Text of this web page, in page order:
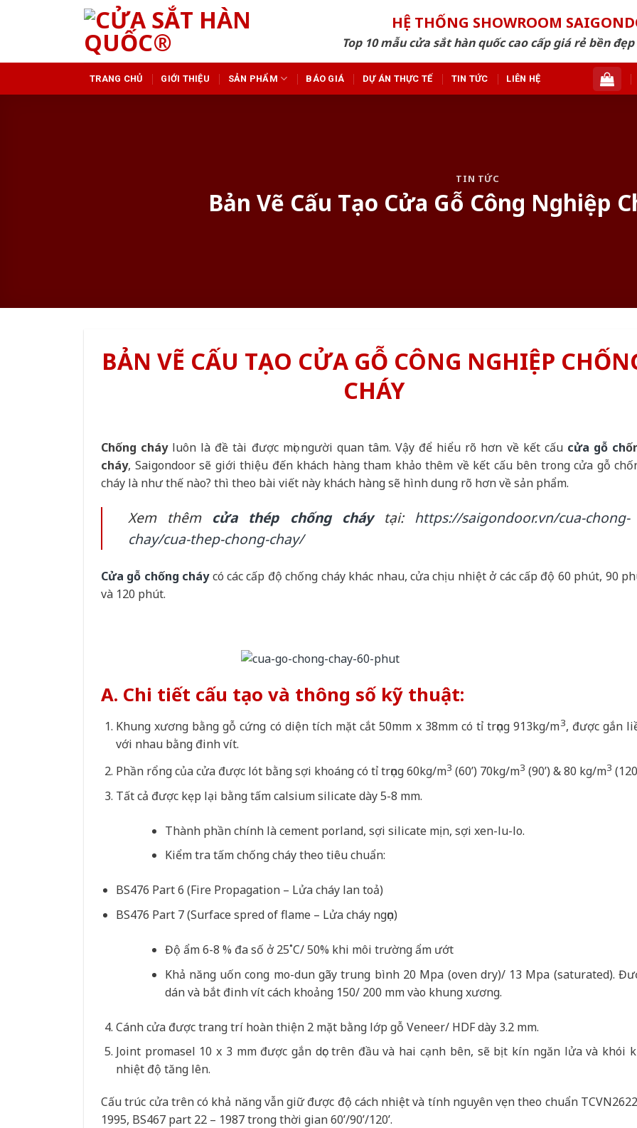
HỆ THỐNG SHOWROOM
Top 10 mẫu cửa sắt hàn quốc cao cấp giá rẻ bền
TRANG CHỦ GIỚI THIỆU SẢN PHẨM BÁO GIÁ DỰ ÁN THỰC TẾ TIN TỨC LIÊN HỆ
TIN TỨC
Bản Vẽ Cấu Tạo Cửa Gỗ Công Nghiệp
BẢN VẼ CẤU TẠO CỬA GỖ CÔNG NGHIỆP
CHÁY
Chống cháyluôn là đề tài được mọi người quan tâm. Vậy để hiểu rõ hơn về kết cấu cửa gỗ ch
cháy, Saigondoor sẽ giới thiệu đến khách hàng tham khảo thêm về kết cấu bên trong cửa gỗ
cháy là như thế nào? thì theo bài viết này khách hàng sẽ hình dung rõ hơn về sản phẩm.
Xem thêm cửa thép chống cháytại: https://saigondoor.vn/cua-chong-
chay/cua-thep-chong-chay/
Cửa gỗ chống cháycó các cấp độ chống cháy khác nhau, cửa chịu nhiệt ở các cấp độ 60 phút, 90
và 120 phút.
A. Chi tiết cấu tạo và thông số kỹ thuật:
Khung xương bằng gỗ cứng có diện tích mặt cắt 50mm x 38mm có tỉ trọng 913kg/m3, được gắn
với nhau bằng đinh vít.
Phần rổng của cửa được lót bằng sợi khoáng có tỉ trọng 60kg/m3 (60’) 70kg/m3 (90’) & 80 kg/m3
Tất cả được kẹp lại bằng tấm calsium silicate dày 5-8 mm.
Thành phần chính là cement porland, sợi silicate mịn, sợi xen-lu-lo.
Kiểm tra tấm chống cháy theo tiêu chuẩn:
BS476 Part 6 (Fire Propagation – Lửa cháy lan toả)
BS476 Part 7 (Surface spred of flame – Lửa cháy ngọn)
Độ ẩm 6-8 % đa số ở 25˚C/ 50% khi môi trường ẩm ướt
Khả năng uốn cong mo-dun gãy trung bình 20 Mpa (oven dry)/ 13 Mpa (saturated).
dán và bắt đinh vít cách khoảng 150/ 200 mm vào khung xương.
Cánh cửa được trang trí hoàn thiện 2 mặt bằng lớp gỗ Veneer/ HDF dày 3.2 mm.
Joint promasel 10 x 3 mm được gắn dọc trên đầu và hai cạnh bên, sẽ bịt kín ngăn lửa và khói
nhiệt độ tăng lên.
Cấu trúc cửa trên có khả năng vẫn giữ được độ cách nhiệt và tính nguyên vẹn theo chuẩn
1995, BS467 part 22 – 1987 trong thời gian 60’/90’/120’.